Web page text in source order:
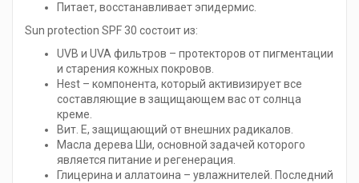
Питает, восстанавливает эпидермис.
Sun protection SPF 30 состоит из:
UVB и UVA фильтров – протекторов от пигментации
и старения кожных покровов.
Hest – компонента, который активизирует все
составляющие в защищающем вас от солнца
креме.
Вит. Е, защищающий от внешних радикалов.
Масла дерева Ши, основной задачей которого
является питание и регенерация.
Глицерина и аллатоина – увлажнителей. Последний